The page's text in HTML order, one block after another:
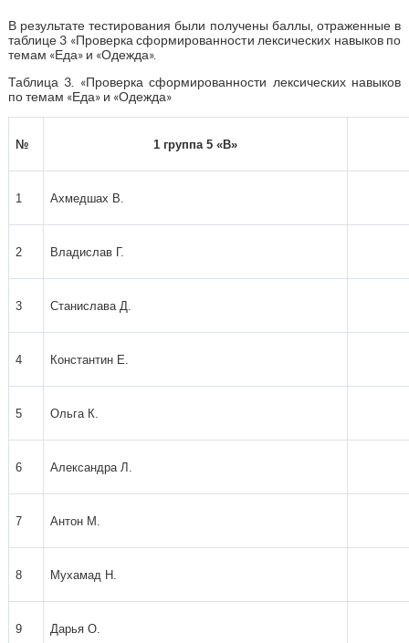
В результате тестирования были получены баллы, отраженные в
таблице 3 «Проверка сформированности лексических навыков по
темам «Еда» и «Одежда».
Таблица 3. «Проверка сформированности лексических навыков
по темам «Еда» и «Одежда»
№ 1 группа 5 «В»
1 Ахмедшах В.
2 Владислав Г.
3 Станислава Д.
4 Константин Е.
5 Ольга К.
6 Александра Л.
7 Антон М.
8 Мухамад Н.
9 Дарья О.